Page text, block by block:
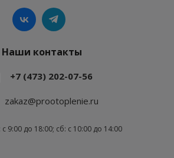
Наши контакты
+7 (473) 202-07-56
zakaz@prootoplenie.ru
c 9:00 до 18:00; сб: с 10:00 до 14:00